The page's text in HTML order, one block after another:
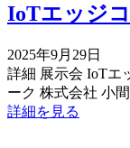
IoTエッジ
2025年9月29日
詳細 展示会 IoTエ
ーク 株式会社 小
詳細を見る